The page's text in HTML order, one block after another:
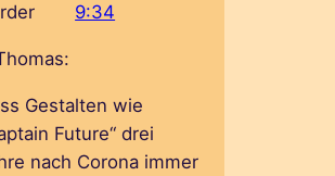
9:34
Gestalten wie
Future“ drei
nach Corona immer